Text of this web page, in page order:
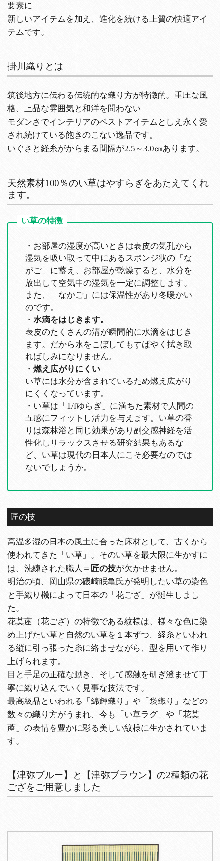
要素に
新しいアイテムを加え、進化を続ける上質の快適アイ
テムです。
掛川織りとは
筑後地方に伝わる伝統的な織り方が特徴的。重圧な風
格、上品な雰囲気と和洋を問わない
モダンさでインテリアのベストアイテムとしえ永く愛
され続けている飽きのこない逸品です。
いぐさと経糸がからまる間隔が2.5～3.0㎝あります。
天然素材100％のい草はやすらぎをあたえてくれ
ます。
・お部屋の湿度が高いときは表皮の気孔から
湿気を吸い取って中にあるスポンジ状の「な
がご」に蓄え、お部屋が乾燥すると、水分を
放出して空気中の湿気を一定に調整します。
また、「なかご」には保温性があり冬暖かい
のです。
・ 水滴をはじきます。
表皮のたくさんの溝が瞬間的に水滴をはじき
ます。だから水をこぼしてもすばやく拭き取
ればしみになりません。
・ 燃え広がりにくい
い草には水分が含まれているため燃え広がり
にくくなっています。
・い草は「1/fゆらぎ」に満ちた素材で人間の
五感にフィットし活力を与えます。い草の香
りは森林浴と同じ効果があり副交感神経を活
性化しリラックスさせる研究結果もあるな
ど、い草は現代の日本人にこそ必要なのでは
ないでしょうか。
匠の技
高温多湿の日本の風土に合った床材として、古くから
使われてきた「い草」。そのい草を最大限に生かすに
は、洗練された職人＝ 匠の技が欠かせません。
明治の頃、岡山県の磯崎眠亀氏が発明したい草の染色
と手織り機によって日本の「花ござ」が誕生しまし
た。
花茣蓙（花ござ）の特徴である紋様は、様々な色に染
め上げたい草と自然のい草を１本ずつ、経糸といわれ
る縦に引っ張った糸に絡ませながら、型を用いて作り
上げられます。
目と手足の正確な動き、そして感触を研ぎ澄ませて丁
寧に織り込んでいく見事な技法です。
最高級品といわれる「綿輝織り」や「袋織り」などの
数々の織り方がうまれ、今も「い草ラグ」や「花茣
蓙」の表情を豊かに彩る美しい紋様に生かされていま
す。
【津弥ブルー】と【津弥ブラウン】の2種類の花
ござをご用意しました